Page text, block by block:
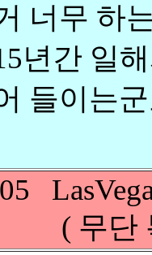
너무 하
년간 일
들이는
( 무단